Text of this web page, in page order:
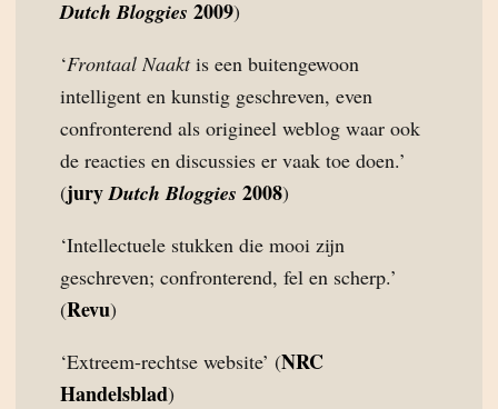
Dutch Bloggies 2009)
‘Frontaal Naaktis een buitengewoon
intelligent en kunstig geschreven, even
confronterend als origineel weblog waar ook
de reacties en discussies er vaak toe doen.’
(juryDutch Bloggies 2008)
‘Intellectuele stukken die mooi zijn
geschreven; confronterend, fel en scherp.’
(Revu)
‘Extreem-rechtse website’ (NRC
Handelsblad)